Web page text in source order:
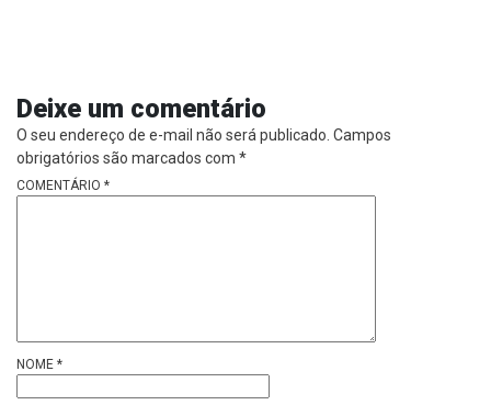
Deixe um comentário
O seu endereço de e-mail não será publicado. Campos
obrigatórios são marcados com *
COMENTÁRIO *
NOME *